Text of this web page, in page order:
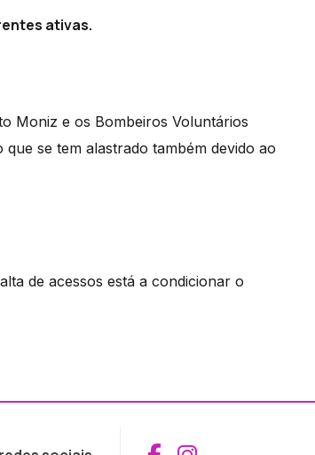
ativas.
Moniz e os Bombeiros Voluntários
se tem alastrado também devido ao
de acessos está a condicionar o